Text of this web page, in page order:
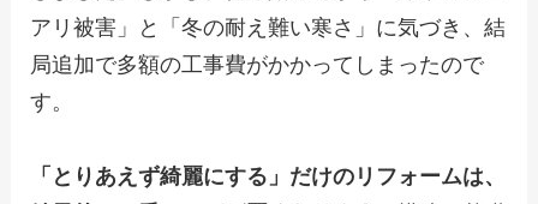
アリ被害」と「冬の耐え難い寒さ」に気づき、結
局追加で多額の工事費がかかってしまったので
す。
「とりあえず綺麗にする」だけのリフォームは、